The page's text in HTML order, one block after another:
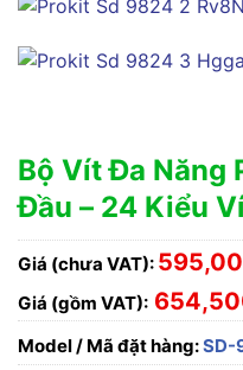
Bộ Vít Đa Năng
Đầu – 24 Kiểu
Giá (chưa VAT):
Giá (gồm VAT):
Model / Mã đặt hàng:SD-